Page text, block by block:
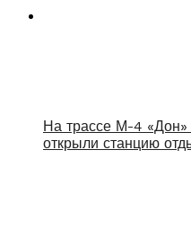
На трассе М-4 «Дон»
открыли станцию